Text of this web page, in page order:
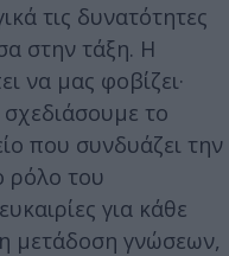
τις δυνατότητες
στην τάξη. Η
να μας φοβίζει·
σχεδιάσουμε το
που συνδυάζει την
ρόλο του
για κάθε
μετάδοση γνώσεων,